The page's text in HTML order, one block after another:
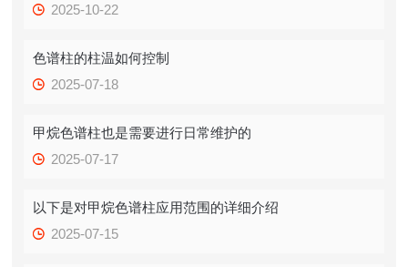
2025-10-22
色谱柱的柱温如何控制
2025-07-18
甲烷色谱柱也是需要进行日常维护的
2025-07-17
以下是对甲烷色谱柱应用范围的详细介绍
2025-07-15